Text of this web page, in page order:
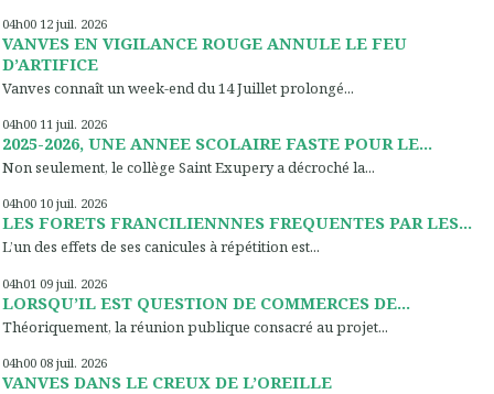
04h00 12 juil. 2026
VANVES EN VIGILANCE ROUGE ANNULE LE FEU
D’ARTIFICE
Vanves connaît un week-end du 14 Juillet prolongé...
04h00 11 juil. 2026
2025-2026, UNE ANNEE SCOLAIRE FASTE POUR LE...
Non seulement, le collège Saint Exupery a décroché la...
04h00 10 juil. 2026
LES FORETS FRANCILIENNNES FREQUENTES PAR LES...
L’un des effets de ses canicules à répétition est...
04h01 09 juil. 2026
LORSQU’IL EST QUESTION DE COMMERCES DE...
Théoriquement, la réunion publique consacré au projet...
04h00 08 juil. 2026
VANVES DANS LE CREUX DE L’OREILLE